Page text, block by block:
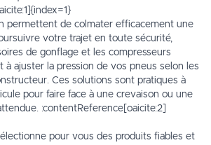
permettent de colmater efficacement une
votre trajet en toute sécurité,
de gonflage et les compresseurs
à ajuster la pression de vos pneus selon les
Ces solutions sont pratiques à
pour faire face à une crevaison ou une
:contentReference[oaicite:2]
pour vous des produits fiables et